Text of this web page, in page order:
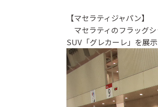
【マセラティジャパン】
マセラティのフラッグ
SUV「グレカーレ」を展示